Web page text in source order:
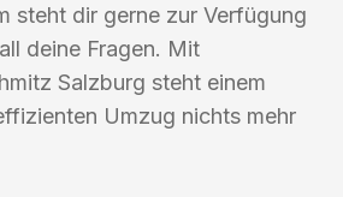
steht dir gerne zur Verfügung
deine Fragen. Mit
Salzburg steht einem
Umzug nichts mehr